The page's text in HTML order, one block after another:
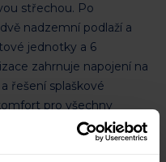
střechou. Po
nadzemní podlaží a
jednotky a 6
zahrnuje napojení na
řešení splaškové
pro všechny